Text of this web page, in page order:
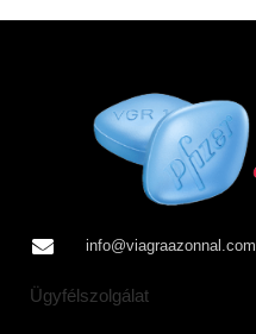
info@viagraazonnal.com
Ügyfélszolgálat